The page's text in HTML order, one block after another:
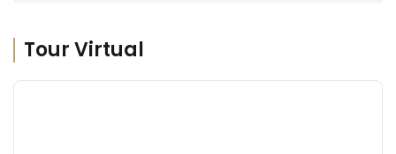
Tour Virtual